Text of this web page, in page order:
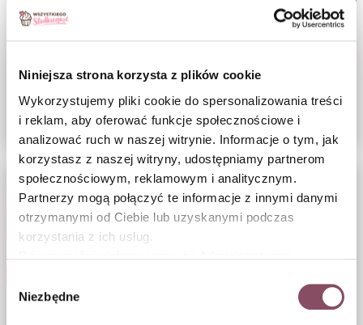
Niniejsza strona korzysta z plików cookie
Wykorzystujemy pliki cookie do spersonalizowania treści
i reklam, aby oferować funkcje społecznościowe i
analizować ruch w naszej witrynie. Informacje o tym, jak
korzystasz z naszej witryny, udostępniamy partnerom
społecznościowym, reklamowym i analitycznym.
Partnerzy mogą połączyć te informacje z innymi danymi
otrzymanymi od Ciebie lub uzyskanymi podczas
korzystania z ich usług.
Gdańsk (80-339) adres: Dickmana 14/15 więcej
informacji o przetwarzaniu danych osobowych oraz
zgody
Niezbędne
Porada
Jak upiec idealny
sernik?
Porada
Jak upiec idealny
biszkopt?
Porada